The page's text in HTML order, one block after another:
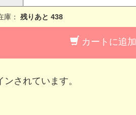
庫：残りあと 438
カートに追加
されています。